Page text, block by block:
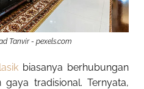
Tanvir - pexels.com
biasanya berhubungan
tradisional. Ternyata,